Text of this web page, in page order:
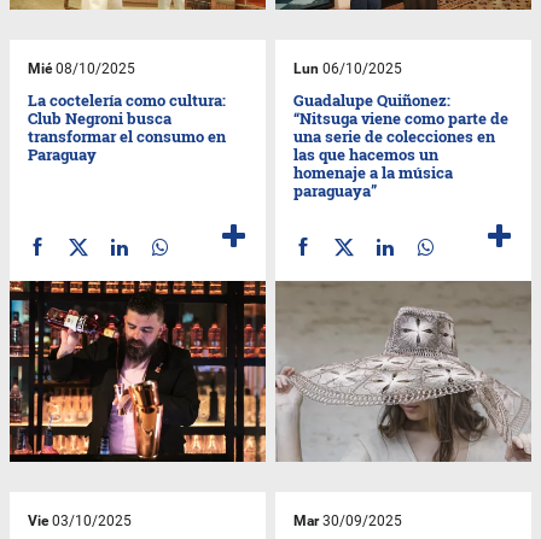
Mié08/10/2025
La coctelería como cultura:
Club Negroni busca
transformar el consumo en
Paraguay
Lun 06/10/2025
Guadalupe Quiñonez:
“Nitsuga viene como parte de
una serie de colecciones en
las que hacemos un
homenaje a la música
paraguaya”
Vie03/10/2025 Mar30/09/2025